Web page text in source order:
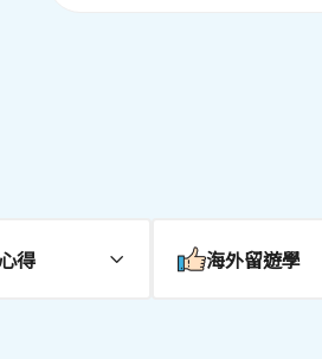
得 海外留遊學